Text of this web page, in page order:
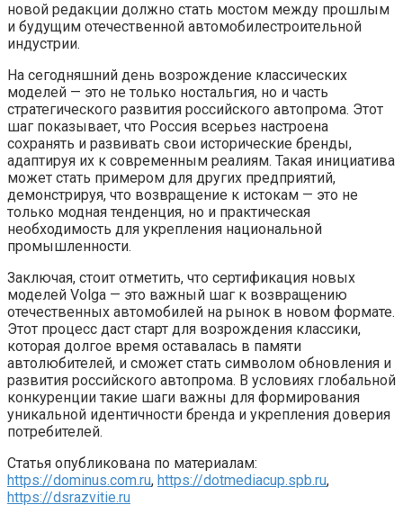
новой редакции должно стать мостом между прошлым
и будущим отечественной автомобилестроительной
индустрии.
На сегодняшний день возрождение классических
моделей — это не только ностальгия, но и часть
стратегического развития российского автопрома. Этот
шаг показывает, что Россия всерьез настроена
сохранять и развивать свои исторические бренды,
адаптируя их к современным реалиям. Такая инициатива
может стать примером для других предприятий,
демонстрируя, что возвращение к истокам — это не
только модная тенденция, но и практическая
необходимость для укрепления национальной
промышленности.
Заключая, стоит отметить, что сертификация новых
моделей Volga — это важный шаг к возвращению
отечественных автомобилей на рынок в новом формате.
Этот процесс даст старт для возрождения классики,
которая долгое время оставалась в памяти
автолюбителей, и сможет стать символом обновления и
развития российского автопрома. В условиях глобальной
конкуренции такие шаги важны для формирования
уникальной идентичности бренда и укрепления доверия
потребителей.
Статья опубликована по материалам:
https://dominus.com.ru, https://dotmediacup.spb.ru,
https://dsrazvitie.ru